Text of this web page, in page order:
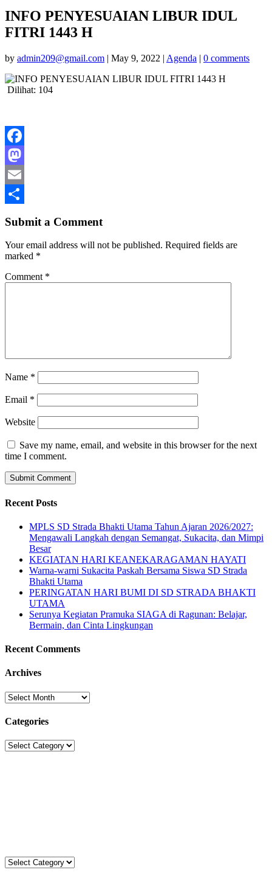
INFO PENYESUAIAN LIBUR IDUL
FITRI 1443 H
by admin209@gmail.com | May 9, 2022 | Agenda | 0 comments
Dilihat: 104
Facebook
Mastodon
Email
Submit a Comment
Your email address will not be published. Required fields are
marked *
Comment *
Name *
Email *
Website
Save my name, email, and website in this browser for the next
time I comment.
Recent Posts
MPLS SD Strada Bhakti Utama Tahun Ajaran 2026/2027:
Mengawali Langkah dengan Semangat, Sukacita, dan Mimpi
Besar
KEGIATAN HARI KEANEKARAGAMAN HAYATI
Warna-warni Sukacita Paskah Bersama Siswa SD Strada
Bhakti Utama
PERINGATAN HARI BUMI DI SD STRADA BHAKTI
UTAMA
Serunya Kegiatan Pramuka SIAGA di Ragunan: Belajar,
Bermain, dan Cinta Lingkungan
Recent Comments
Archives
Archives
Categories
Categories
Kategori